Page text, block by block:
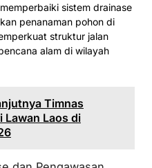
sistem drainase
penanaman pohon di
struktur jalan
alam di wilayah
Timnas
Lawan Laos di